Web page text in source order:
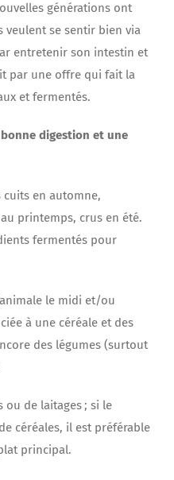
générations ont
veulent se sentir bien via
entretenir son intestin et
par une offre qui fait la
et fermentés.
digestion et une
cuits en automne,
printemps, crus en été.
fermentés pour
le midi et/ou
à une céréale et des
des légumes (surtout
ou de laitages ; si le
céréales, il est préférable
principal.